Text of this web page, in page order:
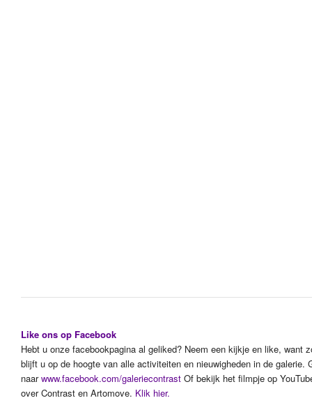
Like ons op Facebook
Hebt u onze facebookpagina al geliked? Neem een kijkje en like, want
blijft u op de hoogte van alle activiteiten en nieuwigheden in de galerie.
naarwww.facebook.com/galeriecontrast Of bekijk het filmpje op
over Contrast en Artomove. Klik hier.